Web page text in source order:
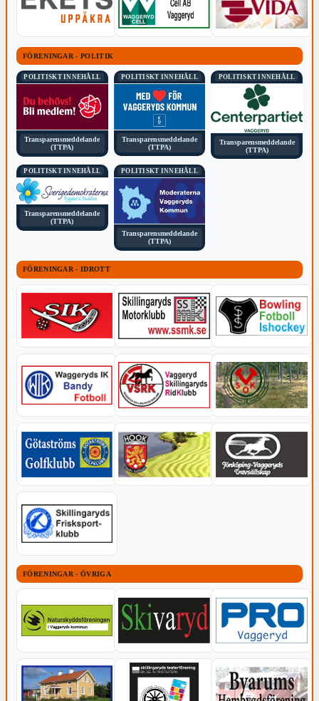
FÖRENINGAR - POLITIK
POLITISKT INNEHÅLL
Transparensmeddelande
(TTPA)
POLITISKT INNEHÅLL
Transparensmeddelande
(TTPA)
POLITISKT INNEHÅLL
Transparensmeddelande
(TTPA)
POLITISKT INNEHÅLL
Transparensmeddelande
(TTPA)
POLITISKT INNEHÅLL
Transparensmeddelande
(TTPA)
FÖRENINGAR - IDROTT
FÖRENINGAR - ÖVRIGA